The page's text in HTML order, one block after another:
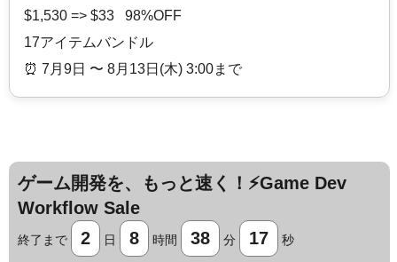
$1,530 => $33 98%OFF
17アイテムバンドル
⏰️ 7月9日 〜 8月13日(木) 3:00まで
ゲーム開発を、もっと速く！⚡️Game Dev
Workflow Sale
終了まで 2 日 8 時間 38 分 16 秒